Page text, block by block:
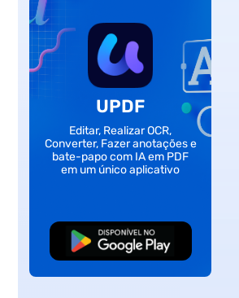
UPDF
Editar, Realizar OCR,
Converter, Fazer anotações e
bate-papo com IA em PDF
em um único aplicativo
Baixar Grátis